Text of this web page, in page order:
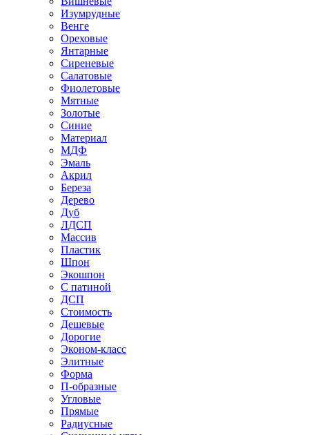
Изумрудные
Венге
Ореховые
Янтарные
Сиреневые
Салатовые
Фиолетовые
Мятные
Золотые
Синие
Материал
МДФ
Эмаль
Акрил
Береза
Дерево
Дуб
ЛДСП
Массив
Пластик
Шпон
Экошпон
С патиной
ДСП
Стоимость
Дешевые
Дорогие
Эконом-класс
Элитные
Форма
П-образные
Угловые
Прямые
Радиусные